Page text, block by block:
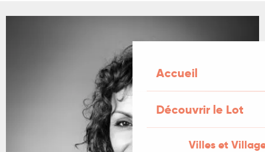
Accueil
Découvrir le Lot
Villes et